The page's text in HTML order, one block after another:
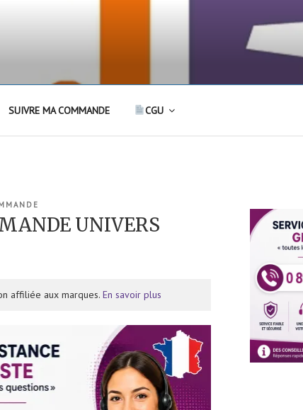
SUIVRE MA COMMANDE CGU
UNIVERS
affiliée aux marques. En savoir plus